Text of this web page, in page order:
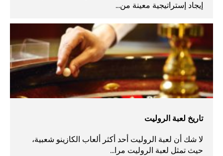
إيجاد إستراتيجية معينة من...
تاريخ لعبة الروليت
لا شك أن لعبة الروليت أحد أكثر ألعاب الكازينو شعبية،
حيث تمثل لعبة الروليت مرا...